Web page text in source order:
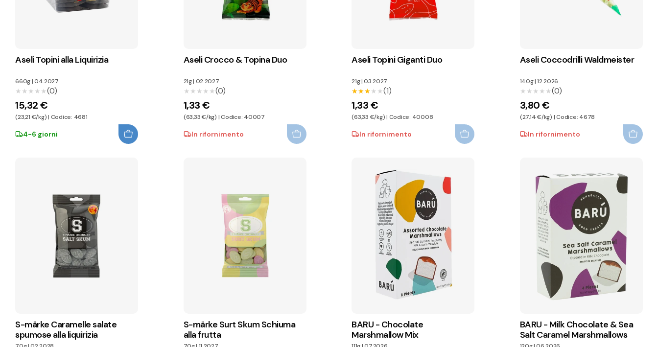
Aseli Topini alla Liquirizia
660g|04.2027
★★★★★
★★★★★(0)
15,32 €
(23,21 €/kg) | Codice: 4681
4-6 giorni
Aseli Crocco & Topina Duo
21g| 02.2027
★★★★★
★★★★★(0)
1,33 €
(63,33 €/kg) | Codice: 40007
In rifornimento
Aseli Topini Giganti Duo
21g|03.2027
★★★★★
★★★★★(1)
1,33 €
(63,33 €/kg) | Codice: 40008
In rifornimento
Aseli Coccodrilli Waldmeister
140g|12.2026
★★★★★
★★★★★(0)
3,80 €
(27,14 €/kg) | Codice: 4678
In rifornimento
S-märke Caramelle salate
spumose alla liquirizia
S-märke Surt Skum Schiuma
alla frutta
BARU - Chocolate
Marshmallow Mix
BARU - Milk Chocolate & Sea
Salt Caramel Marshmallows